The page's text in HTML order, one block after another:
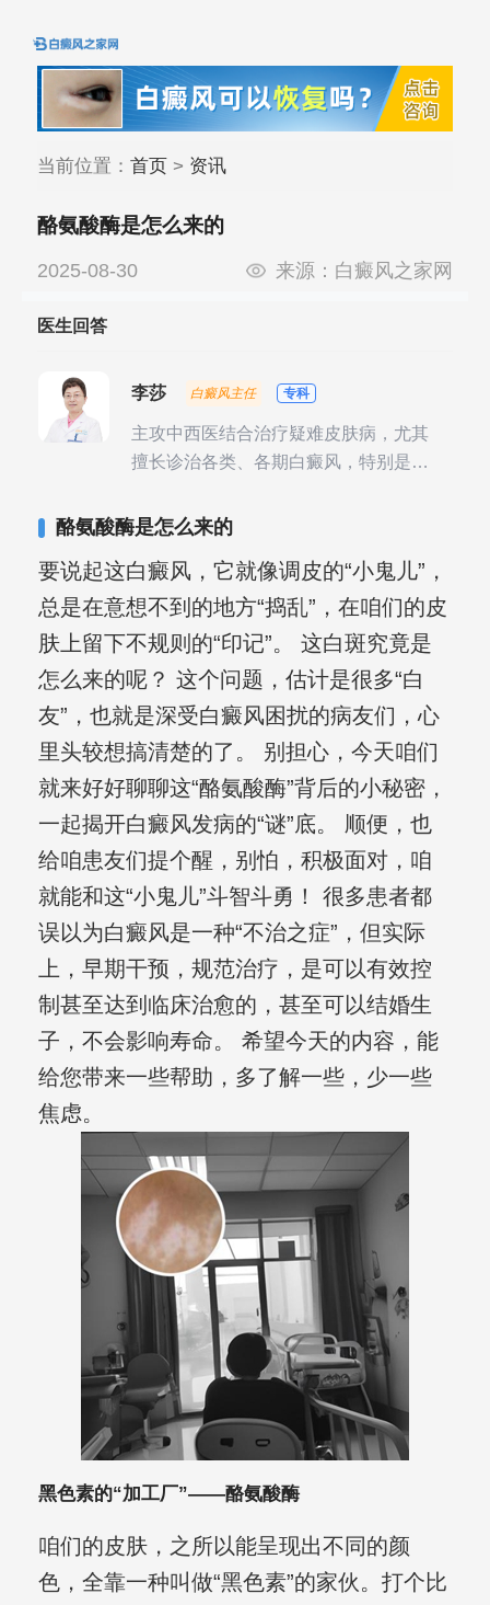
当前位置： 首页> 资讯
酪氨酸酶是怎么来的
2025-08-30 来源： 白癜风之家网
医生回答
李莎 白癜风主任 专科
主攻中西医结合治疗疑难皮肤病，尤其
擅长诊治各类、各期白癜风，特别是对
复发期;临床运用中医的辨证施治，理法
酪氨酸酶是怎么来的
要说起这白癜风，它就像调皮的“小鬼儿”，
总是在意想不到的地方“捣乱”，在咱们的皮
肤上留下不规则的“印记”。 这白斑究竟是
怎么来的呢？ 这个问题，估计是很多“白
友”，也就是深受白癜风困扰的病友们，心
里头较想搞清楚的了。 别担心，今天咱们
就来好好聊聊这“酪氨酸酶”背后的小秘密，
一起揭开白癜风发病的“谜”底。 顺便，也
给咱患友们提个醒，别怕，积极面对，咱
就能和这“小鬼儿”斗智斗勇！ 很多患者都
误以为白癜风是一种“不治之症”，但实际
上，早期干预，规范治疗，是可以有效控
制甚至达到临床治愈的，甚至可以结婚生
子，不会影响寿命。 希望今天的内容，能
给您带来一些帮助，多了解一些，少一些
焦虑。
黑色素的“加工厂”——酪氨酸酶
咱们的皮肤，之所以能呈现出不同的颜
色，全靠一种叫做“黑色素”的家伙。打个比